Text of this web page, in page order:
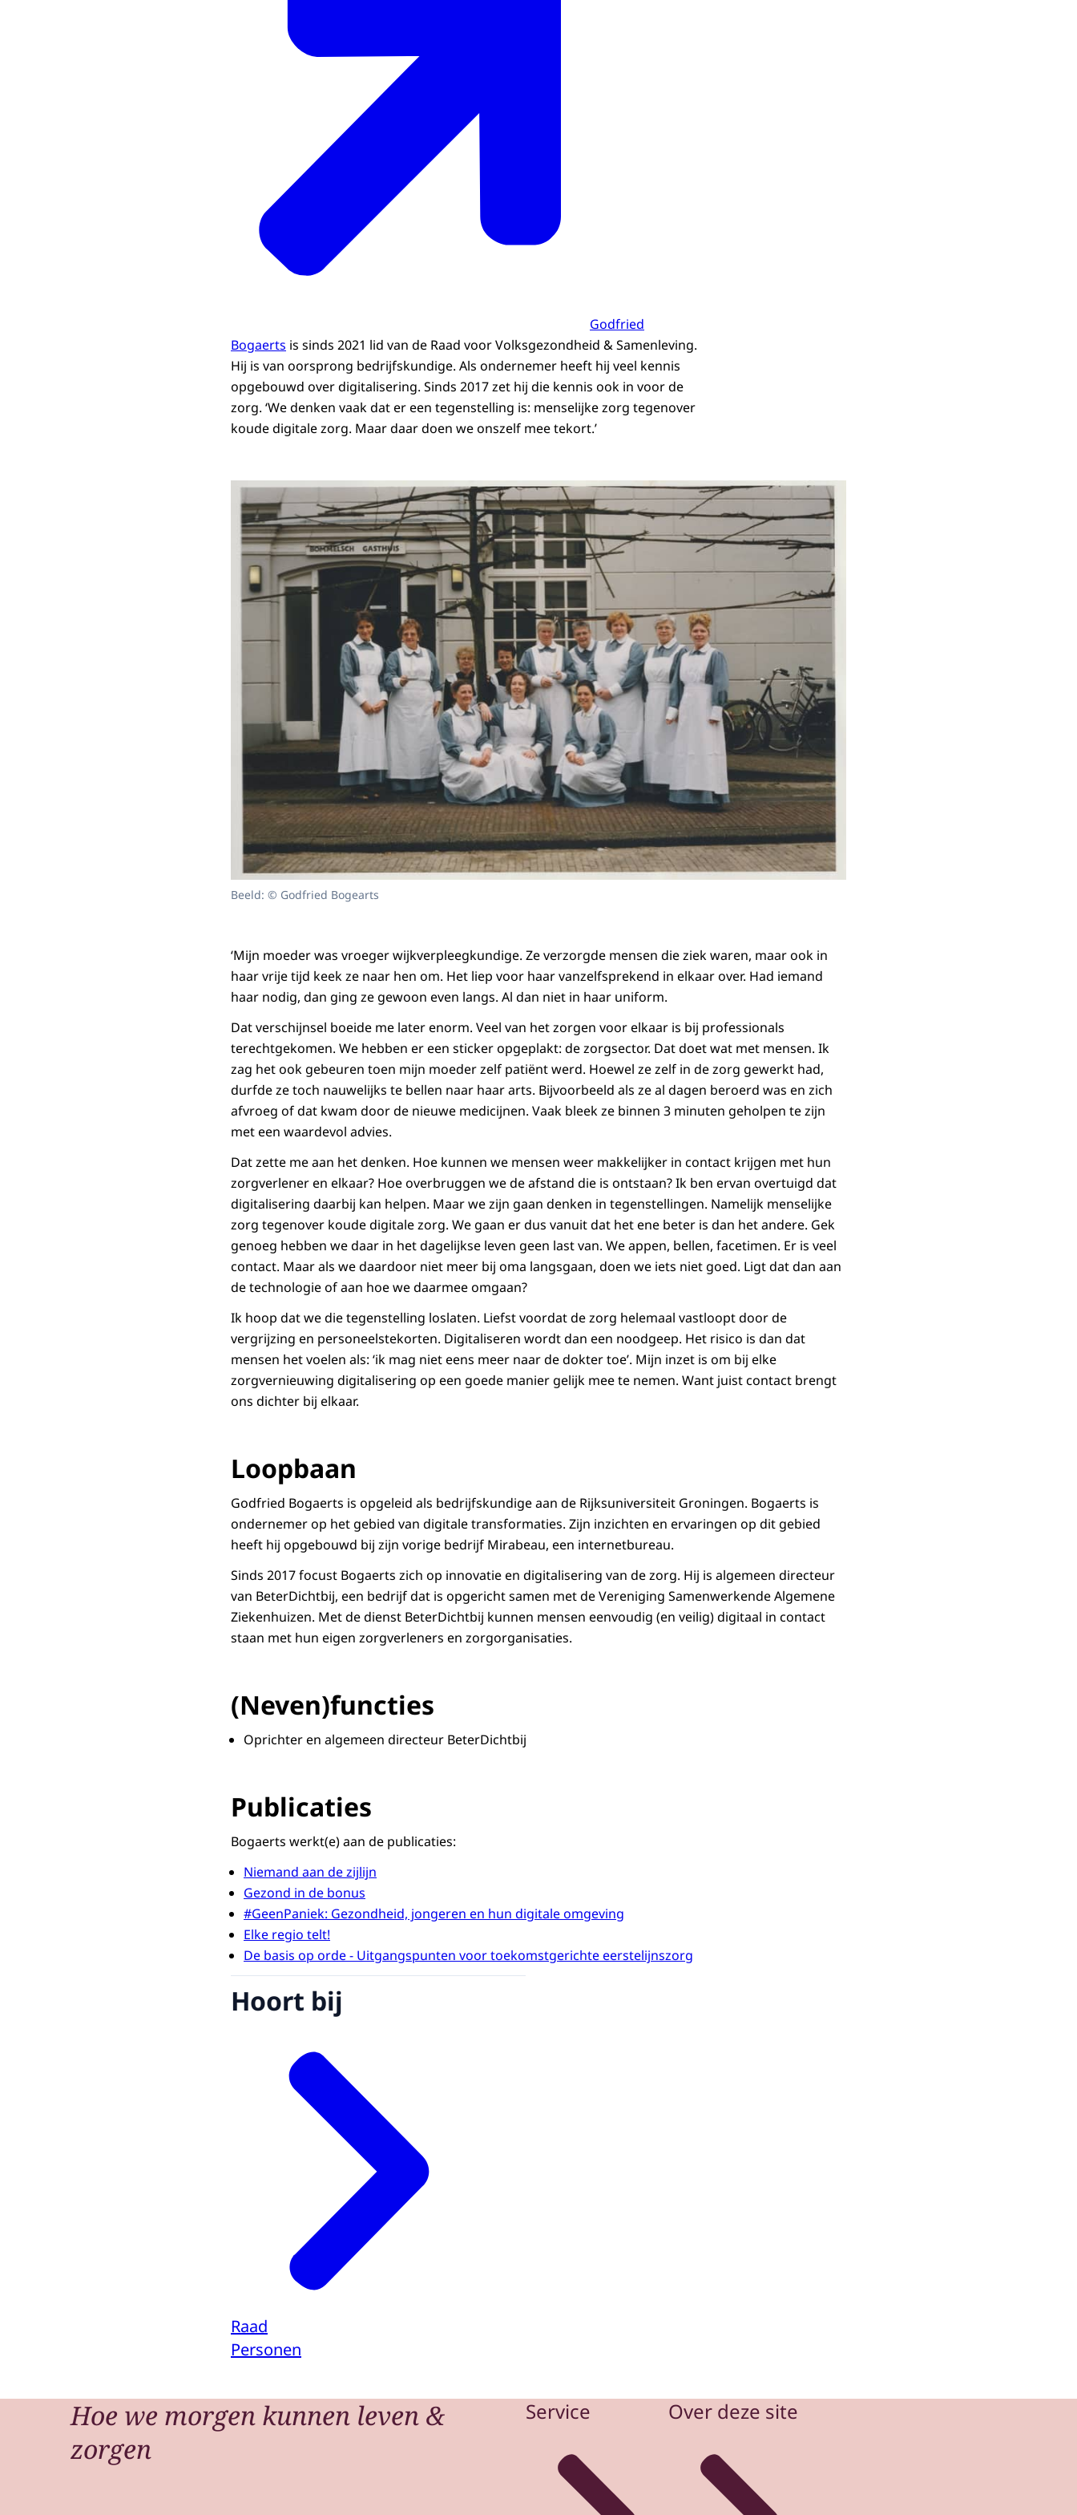
Godfried
Bogaerts is sinds 2021 lid van de Raad voor Volksgezondheid & Samenleving.
Hij is van oorsprong bedrijfskundige. Als ondernemer heeft hij veel kennis
opgebouwd over digitalisering. Sinds 2017 zet hij die kennis ook in voor de
zorg. ‘We denken vaak dat er een tegenstelling is: menselijke zorg tegenover
koude digitale zorg. Maar daar doen we onszelf mee tekort.’
Beeld: © Godfried Bogearts
‘Mijn moeder was vroeger wijkverpleegkundige. Ze verzorgde mensen die ziek waren, maar ook in
haar vrije tijd keek ze naar hen om. Het liep voor haar vanzelfsprekend in elkaar over. Had iemand
haar nodig, dan ging ze gewoon even langs. Al dan niet in haar uniform.
Dat verschijnsel boeide me later enorm. Veel van het zorgen voor elkaar is bij professionals
terechtgekomen. We hebben er een sticker opgeplakt: de zorgsector. Dat doet wat met mensen. Ik
zag het ook gebeuren toen mijn moeder zelf patiënt werd. Hoewel ze zelf in de zorg gewerkt had,
durfde ze toch nauwelijks te bellen naar haar arts. Bijvoorbeeld als ze al dagen beroerd was en zich
afvroeg of dat kwam door de nieuwe medicijnen. Vaak bleek ze binnen 3 minuten geholpen te zijn
met een waardevol advies.
Dat zette me aan het denken. Hoe kunnen we mensen weer makkelijker in contact krijgen met hun
zorgverlener en elkaar? Hoe overbruggen we de afstand die is ontstaan? Ik ben ervan overtuigd dat
digitalisering daarbij kan helpen. Maar we zijn gaan denken in tegenstellingen. Namelijk menselijke
zorg tegenover koude digitale zorg. We gaan er dus vanuit dat het ene beter is dan het andere. Gek
genoeg hebben we daar in het dagelijkse leven geen last van. We appen, bellen, facetimen. Er is veel
contact. Maar als we daardoor niet meer bij oma langsgaan, doen we iets niet goed. Ligt dat dan aan
de technologie of aan hoe we daarmee omgaan?
Ik hoop dat we die tegenstelling loslaten. Liefst voordat de zorg helemaal vastloopt door de
vergrijzing en personeelstekorten. Digitaliseren wordt dan een noodgeep. Het risico is dan dat
mensen het voelen als: ‘ik mag niet eens meer naar de dokter toe’. Mijn inzet is om bij elke
zorgvernieuwing digitalisering op een goede manier gelijk mee te nemen. Want juist contact brengt
ons dichter bij elkaar.
Loopbaan
Godfried Bogaerts is opgeleid als bedrijfskundige aan de Rijksuniversiteit Groningen. Bogaerts is
ondernemer op het gebied van digitale transformaties. Zijn inzichten en ervaringen op dit gebied
heeft hij opgebouwd bij zijn vorige bedrijf Mirabeau, een internetbureau.
Sinds 2017 focust Bogaerts zich op innovatie en digitalisering van de zorg. Hij is algemeen directeur
van BeterDichtbij, een bedrijf dat is opgericht samen met de Vereniging Samenwerkende Algemene
Ziekenhuizen. Met de dienst BeterDichtbij kunnen mensen eenvoudig (en veilig) digitaal in contact
staan met hun eigen zorgverleners en zorgorganisaties.
(Neven)functies
Oprichter en algemeen directeur BeterDichtbij
Publicaties
Bogaerts werkt(e) aan de publicaties:
Niemand aan de zijlijn
Gezond in de bonus
#GeenPaniek: Gezondheid, jongeren en hun digitale omgeving
Elke regio telt!
De basis op orde - Uitgangspunten voor toekomstgerichte eerstelijnszorg
Hoort bij
Raad
Personen
Hoe we morgen kunnen leven &
zorgen
Service Over deze site